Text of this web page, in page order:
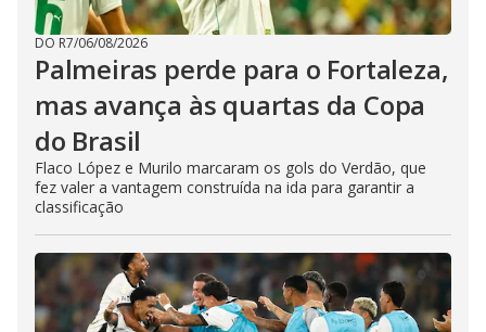
DO R7/06/08/2026
Palmeiras perde para o Fortaleza,
mas avança às quartas da Copa
do Brasil
Flaco López e Murilo marcaram os gols do Verdão, que
fez valer a vantagem construída na ida para garantir a
classificação